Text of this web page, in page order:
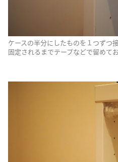
ケースの半分にしたものを１つずつ接
固定されるまでテープなどで留めて